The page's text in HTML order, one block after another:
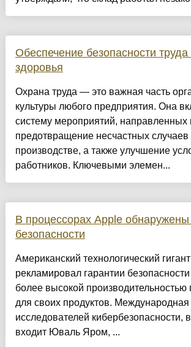
Обеспечение безопасности
здоровья
Охрана труда — это важная часть
культуры любого предприятия. Она
систему мероприятий, направленных
предотвращение несчастных случаев
производстве, а также улучшение
работников. Ключевыми элемен...
В процессорах Apple обнаружены
безопасности
Американский технологический
рекламировал гарантии
более высокой производительностью
для своих продуктов. Международная
исследователей кибербезопасности,
входит Юваль Яром, ...